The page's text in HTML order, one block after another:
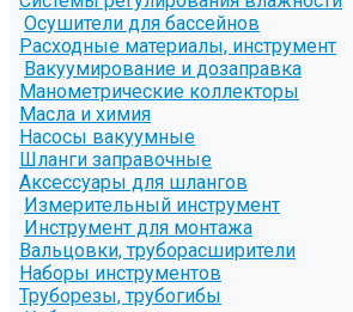
Осушители для бассейнов
Расходные материалы, инструмент
Вакуумирование и дозаправка
Манометрические коллекторы
Масла и химия
Насосы вакуумные
Шланги заправочные
Аксессуары для шлангов
Измерительный инструмент
Инструмент для монтажа
Вальцовки, труборасширители
Наборы инструментов
Труборезы, трубогибы